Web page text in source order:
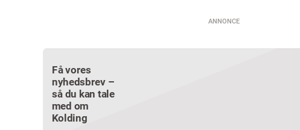
ANNONCE
Få vores
nyhedsbrev –
så du kan tale
med om
Kolding